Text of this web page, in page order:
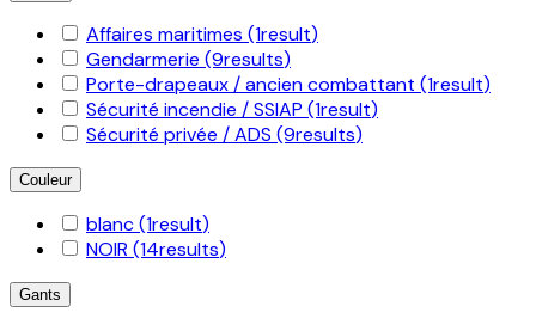
Affaires maritimes (1result)
Gendarmerie (9results)
Porte-drapeaux / ancien combattant (1result)
Sécurité incendie / SSIAP (1result)
Sécurité privée / ADS (9results)
Couleur
blanc(1result)
NOIR (14results)
Gants